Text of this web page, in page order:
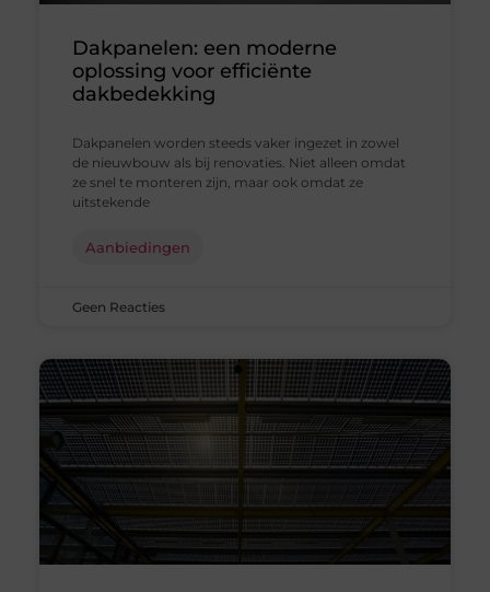
Dakpanelen: een moderne
oplossing voor efficiënte
dakbedekking
Dakpanelen worden steeds vaker ingezet in zowel
de nieuwbouw als bij renovaties. Niet alleen omdat
ze snel te monteren zijn, maar ook omdat ze
uitstekende
Aanbiedingen
Geen Reacties